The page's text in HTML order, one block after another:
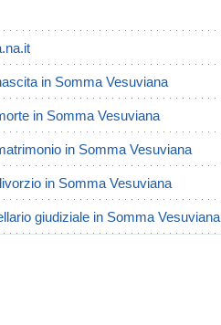
in Somma Vesuviana
in Somma Vesuviana
in Somma Vesuviana
in Somma Vesuviana
giudiziale in Somma Vesuviana